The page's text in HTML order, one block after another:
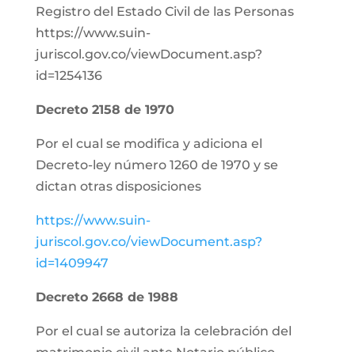
Registro del Estado Civil de las Personas
https://www.suin-
juriscol.gov.co/viewDocument.asp?
id=1254136
Decreto 2158 de 1970
Por el cual se modifica y adiciona el
Decreto-ley número 1260 de 1970 y se
dictan otras disposiciones
https://www.suin-
juriscol.gov.co/viewDocument.asp?
id=1409947
Decreto 2668 de 1988
Por el cual se autoriza la celebración del